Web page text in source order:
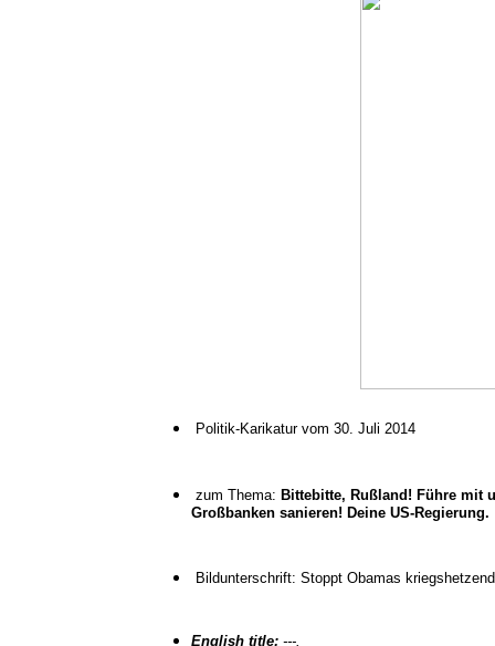
Politik-Karikatur vom 30. Juli 2014
zum Thema: Bittebitte, Rußland! Führe mit
Großbanken sanieren! Deine US-Regierung.
Bildunterschrift: Stoppt Obamas
English title: ---.